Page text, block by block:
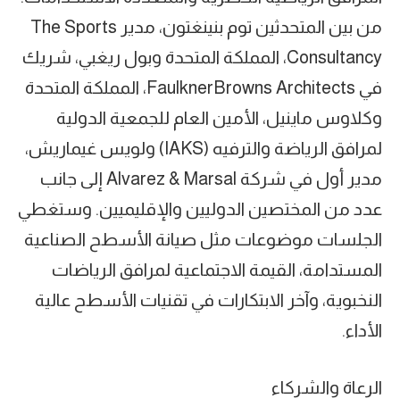
من بين المتحدثين توم بنينغتون، مدير The Sports
Consultancy، المملكة المتحدة وبول ريغبي، شريك
في FaulknerBrowns Architects، المملكة المتحدة
وكلاوس ماينيل، الأمين العام للجمعية الدولية
لمرافق الرياضة والترفيه (IAKS) ولويس غيماريش،
مدير أول في شركة Alvarez & Marsal إلى جانب
عدد من المختصين الدوليين والإقليميين. وستغطي
الجلسات موضوعات مثل صيانة الأسطح الصناعية
المستدامة، القيمة الاجتماعية لمرافق الرياضات
النخبوية، وآخر الابتكارات في تقنيات الأسطح عالية
الأداء.
الرعاة والشركاء